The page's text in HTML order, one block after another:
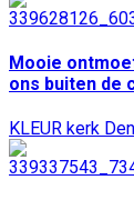
Mooie
ons buiten de
KLEUR kerk